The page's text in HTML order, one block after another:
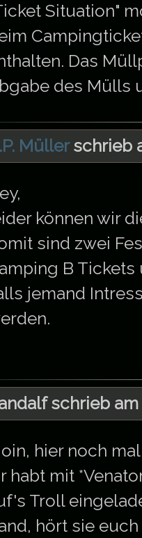
Situation"
Das
des Mülls
Müllerschrieb
können wir
sind zwei
B Tickets
jemand
schrieb am
hier noch
habt mit
Troll
hört sie euch